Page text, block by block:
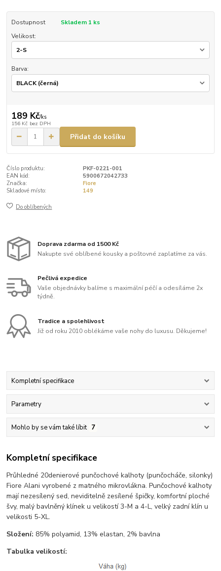
Dostupnost
Skladem 1 ks
Velikost:
Barva:
189 Kč/ks
156 Kč bez DPH
Přidat do košíku
Číslo produktu:
PKF-0221-001
EAN kód:
5900672042733
Značka:
Fiore
Skladové místo:
149
Do oblíbených
Doprava zdarma od 1500 Kč
Nakupte své oblíbené kousky a poštovné zaplatíme za vás.
Pečlivá expedice
Vaše objednávky balíme s maximální péčí a odesíláme 2x
týdně.
Tradice a spolehlivost
Již od roku 2010 oblékáme vaše nohy do luxusu. Děkujeme!
Kompletní specifikace
Parametry
Mohlo by se vám také líbit 7
Kompletní specifikace
Průhledné 20denierové punčochové kalhoty (punčocháče, silonky)
Fiore Alani vyrobené z matného mikrovlákna. Punčochové kalhoty
mají nezesílený sed, neviditelně zesílené špičky, komfortní ploché
švy, malý bavlněný klínek u velikostí 3-M a 4-L, velký zadní klín u
velikosti 5-XL.
Složení: 85% polyamid, 13% elastan, 2% bavlna
Tabulka velikostí: